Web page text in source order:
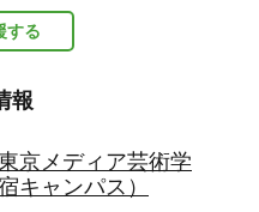
する
報
京メディア芸術学
キャンパス）